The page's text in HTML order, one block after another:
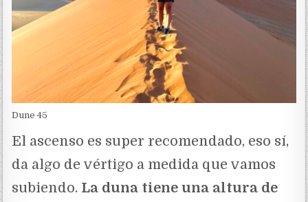
Dune 45
El ascenso es super recomendado, eso sí,
da algo de vértigo a medida que vamos
subiendo. La duna tiene una altura de